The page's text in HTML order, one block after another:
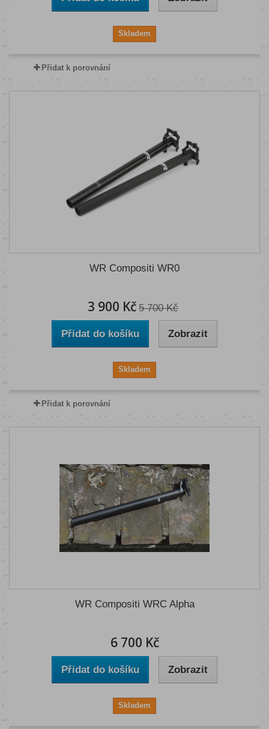
Skladem
Přidat k porovnání
WR Compositi WR0
3 900 Kč 5 700 Kč
Přidat do košíku Zobrazit
Skladem
Přidat k porovnání
WR Compositi WRC Alpha
6 700 Kč
Přidat do košíku Zobrazit
Skladem